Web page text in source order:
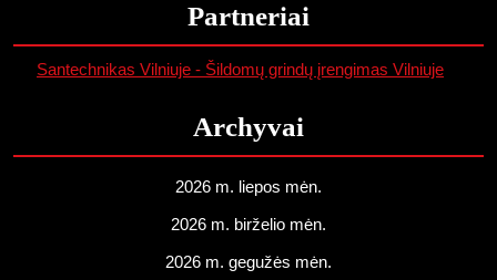
Partneriai
Santechnikas Vilniuje - Šildomų grindų įrengimas Vilniuje
Archyvai
2026 m. liepos mėn.
2026 m. birželio mėn.
2026 m. gegužės mėn.